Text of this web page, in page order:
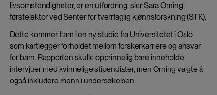
livsomstendigheter, er en utfordring, sier Sara Orning,
førstelektor ved Senter for tverrfaglig kjønnsforskning (STK).
Dette kommer fram i en ny studie fra Universitetet i Oslo
som kartlegger forholdet mellom forskerkarriere og ansvar
for barn. Rapporten skulle opprinnelig bare inneholde
intervjuer med kvinnelige stipendiater, men Orning valgte å
også inkludere menn i undersøkelsen.